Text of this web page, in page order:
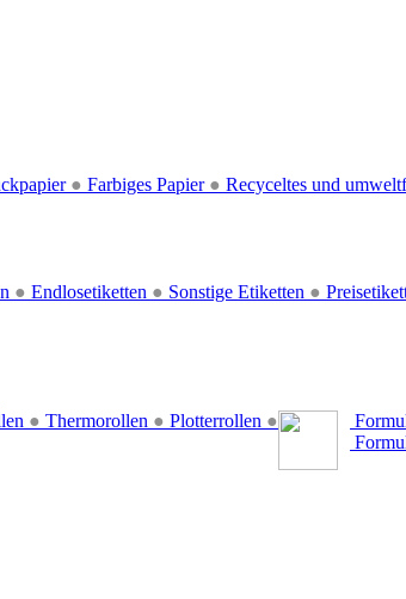
● Farbiges Papier ● Recyceltes und
● Endlosetiketten ● Sonstige Etiketten ●
● Thermorollen ● Plotterrollen ●